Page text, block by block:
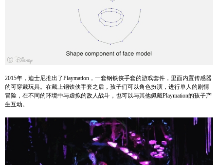
2015年，迪士尼推出了Playmation，一套钢铁侠手套的游戏套件，里面内置传感器
的可穿戴玩具。在戴上钢铁侠手套之后，孩子们可以角色扮演，进行单人的剧情
冒险，在不同的环境中与虚拟的敌人战斗，也可以与其他佩戴Playmation的孩子产
生互动。